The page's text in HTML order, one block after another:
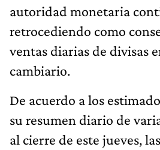
autoridad monetaria
retrocediendo como
ventas diarias de divisas
cambiario.
De acuerdo a los
su resumen diario de
al cierre de este jueves,